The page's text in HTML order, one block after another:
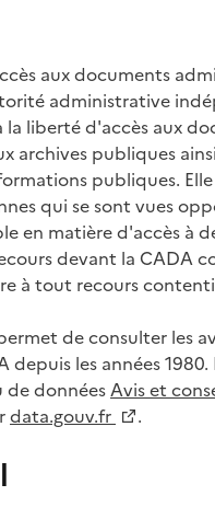
aux documents
administrative
la liberté d'accès aux
archives publiques
publiques.
qui se sont vues
en matière d'accès à
devant la CADA
à tout recours
de consulter les
depuis les années 1980.
donnéesAvis et
data.gouv.fr .